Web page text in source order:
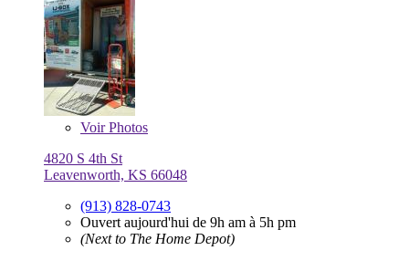
VoirPhotos
4820 S 4th St
Leavenworth, KS 66048
(913) 828-0743
Ouvert aujourd'hui de 9h am à 5h pm
(Next to The Home Depot)